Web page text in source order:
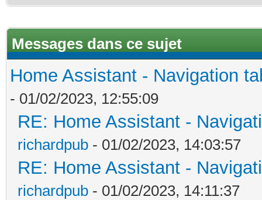
Messages dans ce sujet
Home Assistant - Navigation
- 01/02/2023, 12:55:09
RE: Home Assistant -
richardpub - 01/02/2023, 14:03:57
RE: Home Assistant -
richardpub - 01/02/2023, 14:11:37